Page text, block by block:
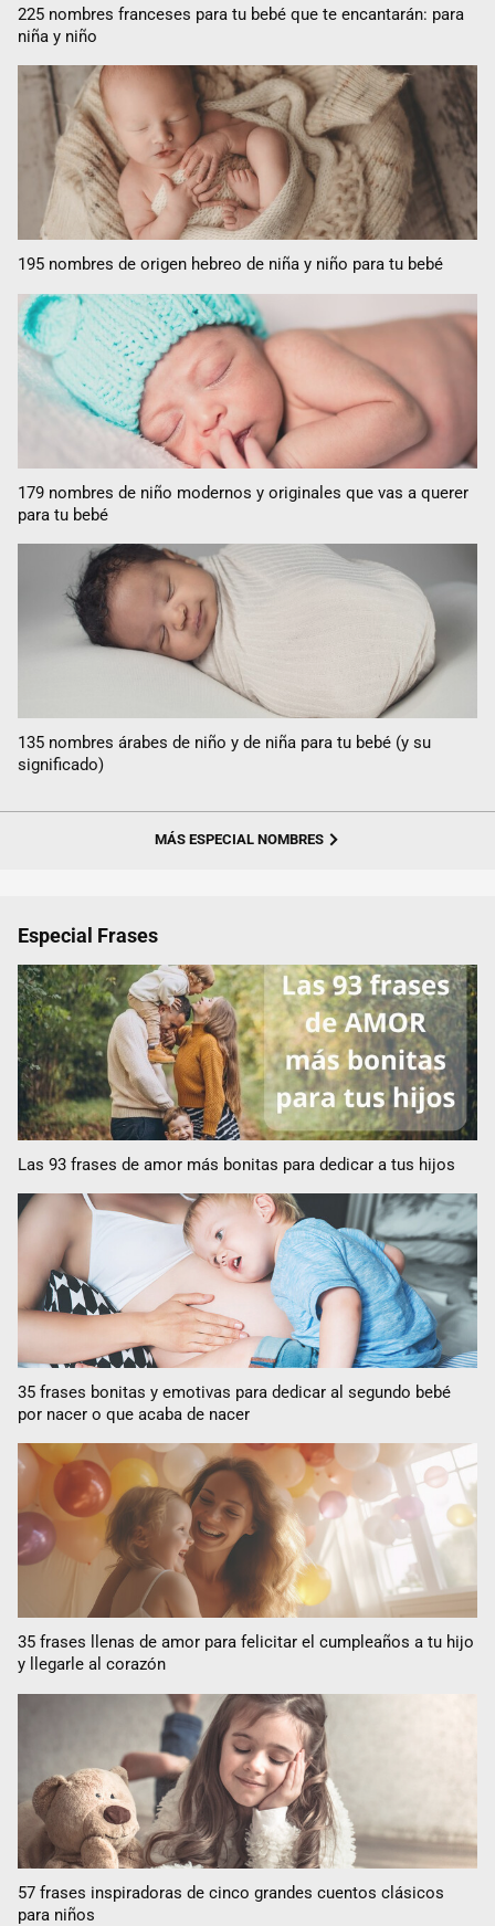
225 nombres franceses para tu bebé que te encantarán: para
niña y niño
195 nombres de origen hebreo de niña y niño para tu bebé
179 nombres de niño modernos y originales que vas a querer
para tu bebé
135 nombres árabes de niño y de niña para tu bebé (y su
significado)
MÁS ESPECIAL NOMBRES
Especial Frases
Las 93 frases de amor más bonitas para dedicar a tus hijos
35 frases bonitas y emotivas para dedicar al segundo bebé
por nacer o que acaba de nacer
35 frases llenas de amor para felicitar el cumpleaños a tu hijo
y llegarle al corazón
57 frases inspiradoras de cinco grandes cuentos clásicos
para niños